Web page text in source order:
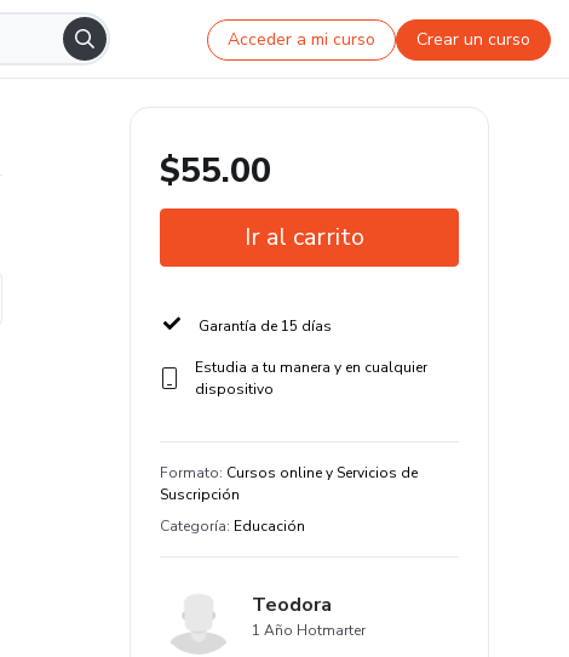
Acceder a mi curso Crear un curso
$55.00
Ir al carrito
Garantía de 15 días
Estudia a tu manera y en cualquier
dispositivo
Formato: Cursos online y Servicios de
Suscripción
Categoría: Educación
Teodora
1 Año Hotmarter